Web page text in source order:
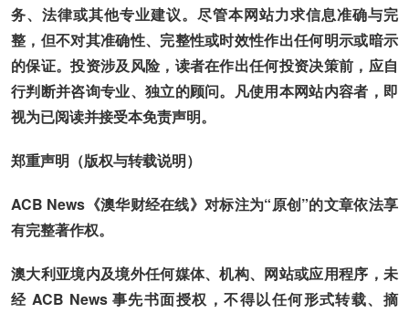
务、法律或其他专业建议。尽管本网站力求信息准确与完
整，但不对其准确性、完整性或时效性作出任何明示或暗示
的保证。投资涉及风险，读者在作出任何投资决策前，应自
行判断并咨询专业、独立的顾问。凡使用本网站内容者，即
视为已阅读并接受本免责声明。
郑重声明（版权与转载说明）
ACB News《澳华财经在线》对标注为“原创”的文章依法享
有完整著作权。
澳大利亚境内及境外任何媒体、机构、网站或应用程序，未
经 ACB News 事先书面授权，不得以任何形式转载、摘